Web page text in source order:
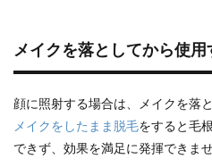
メイクを落としてから使用
顔に照射する場合は、メイクを落
メイクをしたまま脱毛をすると毛
できず、効果を満足に発揮できませ